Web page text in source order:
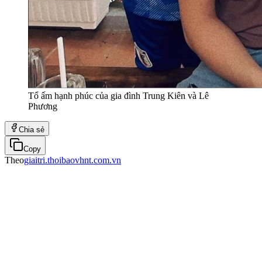
Tổ ấm hạnh phúc của gia đình Trung Kiên và Lê
Phương
Chia sẻ
Copy
Theogiaitri.thoibaovhnt.com.vn